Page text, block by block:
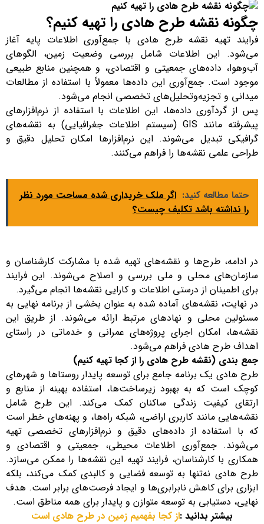
چگونه نقشه طرح هادی را تهیه کنیم؟
فرایند تهیه نقشه طرح هادی با جمع‌آوری اطلاعات پایه آغاز
می‌شود. این اطلاعات شامل بررسی وضعیت زمین، الگوهای
آب‌وهوا، داده‌های جمعیتی و اقتصادی، و همچنین منابع طبیعی
موجود است. جمع‌آوری این داده‌ها معمولاً با استفاده از مطالعات
میدانی و تجزیه‌وتحلیل‌های تخصصی انجام می‌شود.
پس از گردآوری داده‌ها، این اطلاعات با استفاده از نرم‌افزارهای
پیشرفته مانند GIS (سیستم اطلاعات جغرافیایی) به نقشه‌های
گرافیکی تبدیل می‌شوند. این نرم‌افزارها امکان تحلیل دقیق و
طراحی علمی نقشه‌ها را فراهم می‌کنند.
حتما مطالعه کنید: اگر ملک خریداری شده مساحت مورد نظر
را نداشته باشد تکلیف چیست؟
در ادامه، طرح‌ها و نقشه‌های تهیه شده با مشارکت کارشناسان و
سازمان‌های محلی و ملی بررسی و اصلاح می‌شوند. این فرایند
برای اطمینان از درستی اطلاعات و کارایی نقشه‌ها انجام می‌گیرد.
در نهایت، نقشه‌های آماده شده به عنوان بخشی از برنامه نهایی به
مسئولین محلی و نهادهای مرتبط ارائه می‌شوند. از طریق این
نقشه‌ها، امکان اجرای پروژه‌های عمرانی و خدماتی در راستای
اهداف طرح هادی فراهم می‌شود.
جمع بندی (نقشه طرح هادی را از کجا تهیه کنیم)
طرح هادی یک برنامه جامع برای توسعه پایدار روستاها و شهرهای
کوچک است که به بهبود زیرساخت‌ها، استفاده بهینه از منابع و
ارتقای کیفیت زندگی ساکنان کمک می‌کند. این طرح شامل
نقشه‌هایی مانند کاربری اراضی، شبکه راه‌ها، و پهنه‌های خطر است
که با استفاده از داده‌های دقیق و نرم‌افزارهای تخصصی تهیه
می‌شوند. جمع‌آوری اطلاعات محیطی، جمعیتی و اقتصادی و
همکاری با کارشناسان، فرایند تهیه این نقشه‌ها را ممکن می‌سازد.
طرح هادی نه‌تنها به توسعه فضایی و کالبدی کمک می‌کند، بلکه
ابزاری برای کاهش نابرابری‌ها و ایجاد فرصت‌های برابر است. هدف
نهایی، دستیابی به توسعه متوازن و پایدار برای همه مناطق است.
بیشتر بدانید :از کجا بفهمیم زمین در طرح هادی است